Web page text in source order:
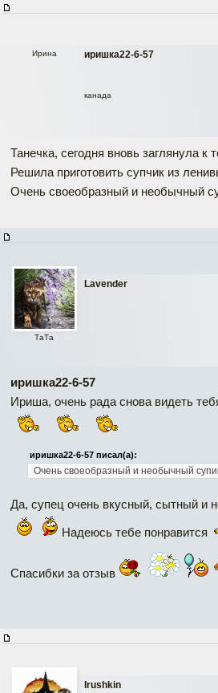
иришка22-6-57
Ирина
канада
Танечка, сегодня вновь заглянула к
Решила приготовить супчик из
Очень своеобразный и необычный
Lavender
ТаТa
иришка22-6-57
Ириша, очень рада снова видеть
иришка22-6-57 писал(а):
Очень своеобразный и необычный
Да, супец очень вкусный, сытный и
Надеюсь тебе понравится
Спасибки за отзыв
Irushkin